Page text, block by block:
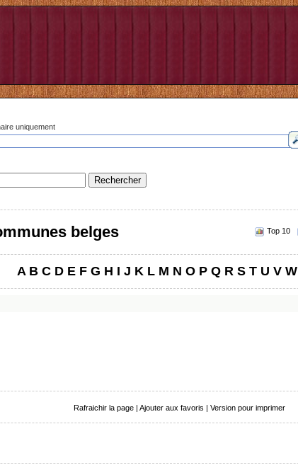
uniquement
belges Top 10
A B C D E F G H I J K L M N O P Q R S T U V W
Rafraichir la page | Ajouter aux favoris | Version pour imprimer